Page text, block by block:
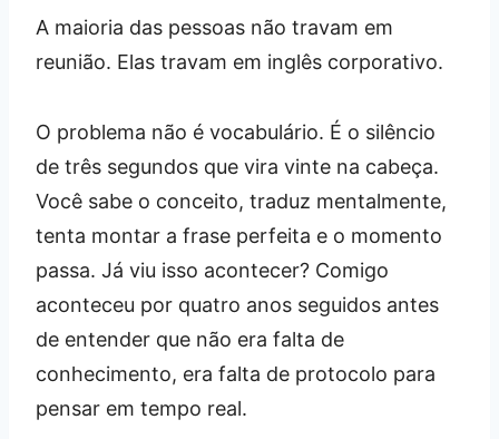
A maioria das pessoas não travam em
reunião. Elas travam em inglês corporativo.
O problema não é vocabulário. É o silêncio
de três segundos que vira vinte na cabeça.
Você sabe o conceito, traduz mentalmente,
tenta montar a frase perfeita e o momento
passa. Já viu isso acontecer? Comigo
aconteceu por quatro anos seguidos antes
de entender que não era falta de
conhecimento, era falta de protocolo para
pensar em tempo real.